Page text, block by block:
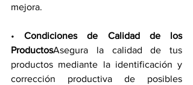
mejora.
• Condiciones de Calidad de los
ProductosAsegura la calidad de tus
productos mediante la identificación y
corrección productiva de posibles